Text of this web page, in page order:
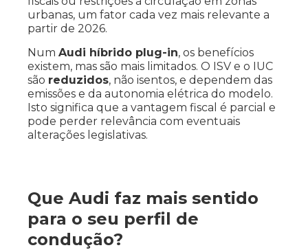
urbanas, um fator cada vez mais relevante a
partir de 2026.
Num Audi híbrido plug-in, os benefícios
existem, mas são mais limitados. O ISV e o IUC
são reduzidos, não isentos, e dependem das
emissões e da autonomia elétrica do modelo.
Isto significa que a vantagem fiscal é parcial e
pode perder relevância com eventuais
alterações legislativas.
Que Audi faz mais sentido
para o seu perfil de
condução?